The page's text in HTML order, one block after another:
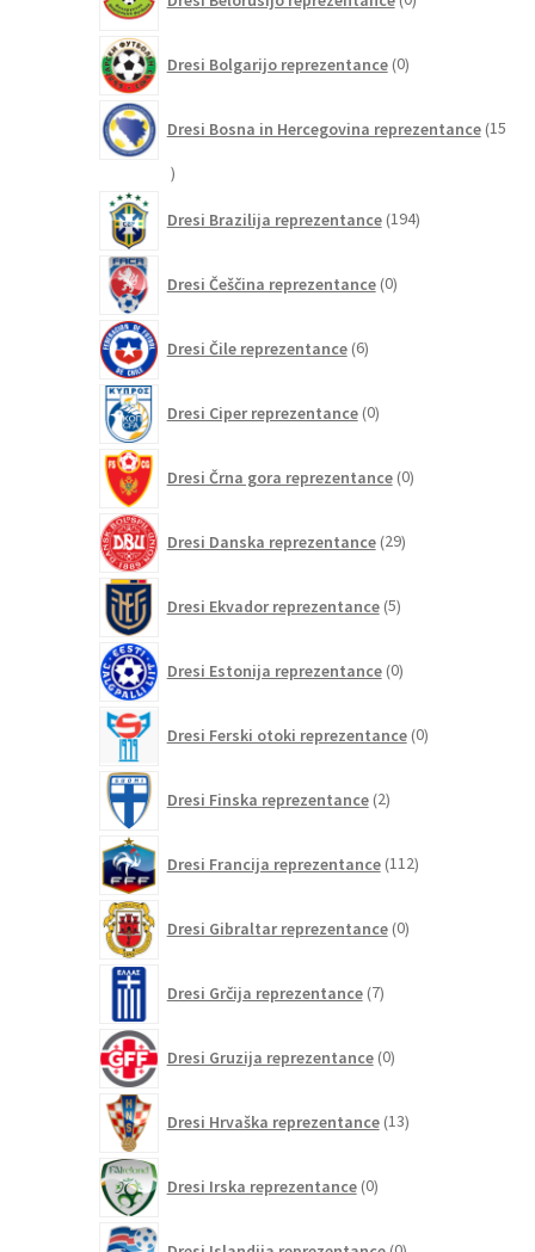
izdelkov
Dresi Bolgarijo reprezentance 0izdelkov
Dresi Bosna in Hercegovina reprezentance 15
15
Dresi Brazilija reprezentance 194izdelkov
Dresi Češčina reprezentance 0izdelkov
Dresi Čile reprezentance 6izdelkov
Dresi Ciper reprezentance 0izdelkov
Dresi Črna gora reprezentance 0izdelkov
Dresi Danska reprezentance 29izdelkov
Dresi Ekvador reprezentance 5izdelkov
Dresi Estonija reprezentance 0izdelkov
Dresi Ferski otoki reprezentance 0izdelkov
Dresi Finska reprezentance 2izdelka
Dresi Francija reprezentance 112izdelkov
Dresi Gibraltar reprezentance 0izdelkov
Dresi Grčija reprezentance 7izdelkov
Dresi Gruzija reprezentance 0izdelkov
Dresi Hrvaška reprezentance 13izdelkov
Dresi Irska reprezentance 0izdelkov